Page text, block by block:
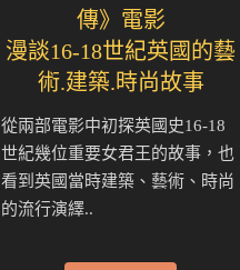
傳》電影
漫談16-18世紀英國的藝
術.建築.時尚故事
從兩部電影中初探英國史16-18
世紀幾位重要女君王的故事，也
看到英國當時建築、藝術、時尚
的流行演繹..